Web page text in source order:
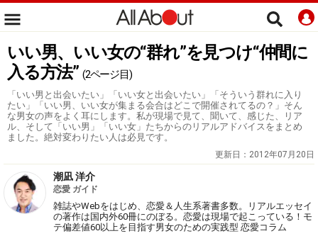
いい男、いい女の“群れ”を見つけ“仲間に
入る方法” (2ページ目)
「いい男と出会いたい」「いい女と出会いたい」「そういう群れに入り
たい」「いい男、いい女が集まる会合はどこで開催されてるの？」そん
な男女の声をよく耳にします。私が現場で見て、聞いて、感じた、リア
ル、そして「いい男」「いい女」たちからのリアルアドバイスをまとめ
ました。絶対変わりたい人は必見です。
更新日： 2012年07月20日
潮凪 洋介
恋愛 ガイド
雑誌やWebをはじめ、恋愛＆人生系著書多数。リアルエッセイ
の著作は国内外60冊にのぼる。恋愛は現場で起こっている！モ
テ偏差値60以上を目指す男女のための実践型 恋愛コラム